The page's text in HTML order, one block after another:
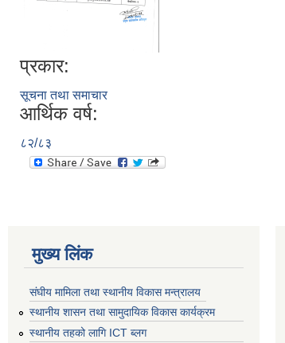
प्रकार:
सूचना तथा समाचार
आर्थिक वर्ष:
८२/८३
मुख्य लिंक
संघीय मामिला तथा स्थानीय विकास मन्त्रालय
स्थानीय शासन तथा सामुदायिक विकास कार्यक्रम
स्थानीय तहको लागि ICT ब्लग